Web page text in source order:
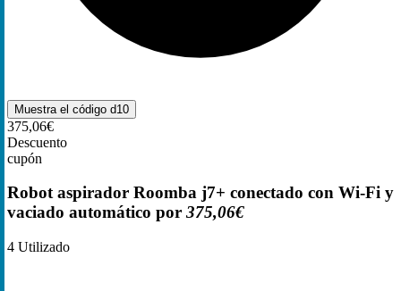
Muestra el código d10
375,06€
Descuento
cupón
Robot aspirador Roomba j7+ conectado con Wi-Fi y
vaciado automático por 375,06€
4 Utilizado